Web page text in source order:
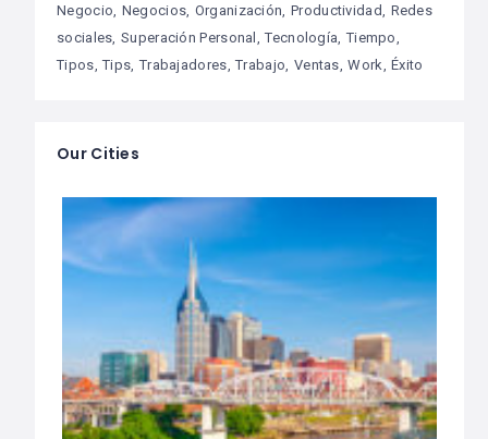
Negocio Negocios Organización Productividad Redes
sociales Superación Personal Tecnología Tiempo
Tipos Tips Trabajadores Trabajo Ventas Work Éxito
Our Cities